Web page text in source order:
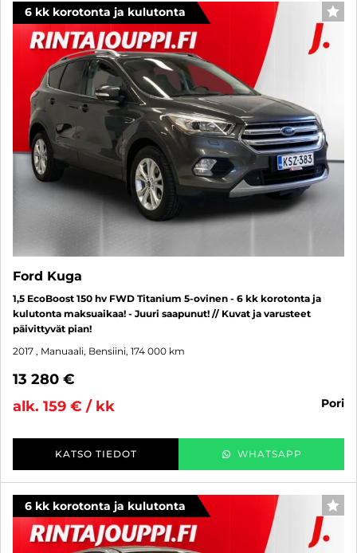
6 kk korotonta ja kulutonta
Ford Kuga
1,5 EcoBoost 150 hv FWD Titanium 5-ovinen - 6 kk korotonta ja
kulutonta maksuaikaa! - Juuri saapunut! // Kuvat ja varusteet
päivittyvät pian!
2017 , Manuaali, Bensiini, 174 000 km
13 280 €
alk. 159 € / kk
pori
KATSO TIEDOT WHATSAPP
6 kk korotonta ja kulutonta